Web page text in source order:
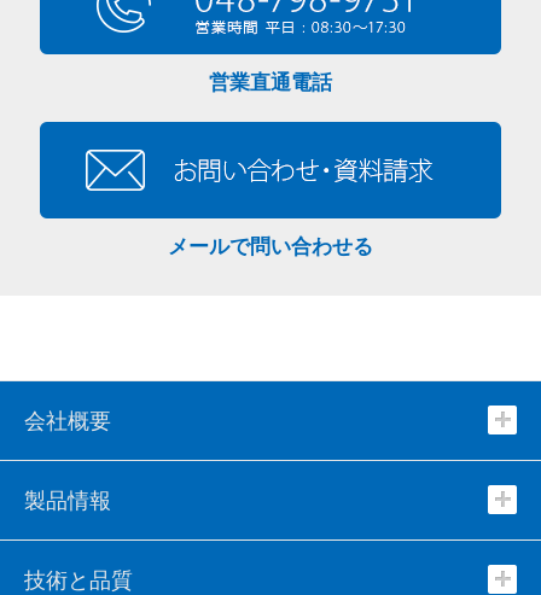
営業直通電話
メールで問い合わせる
会社概要
製品情報
技術と品質